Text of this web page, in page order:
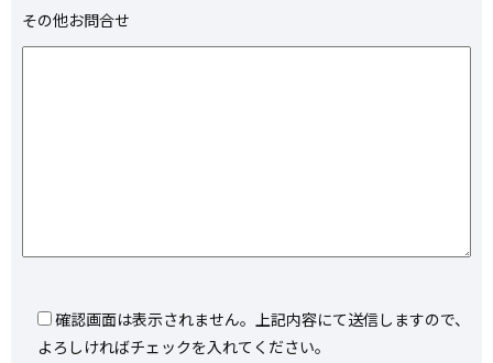
その他お問合せ
確認画面は表示されません。上記内容にて送信しますので、
よろしければチェックを入れてください。